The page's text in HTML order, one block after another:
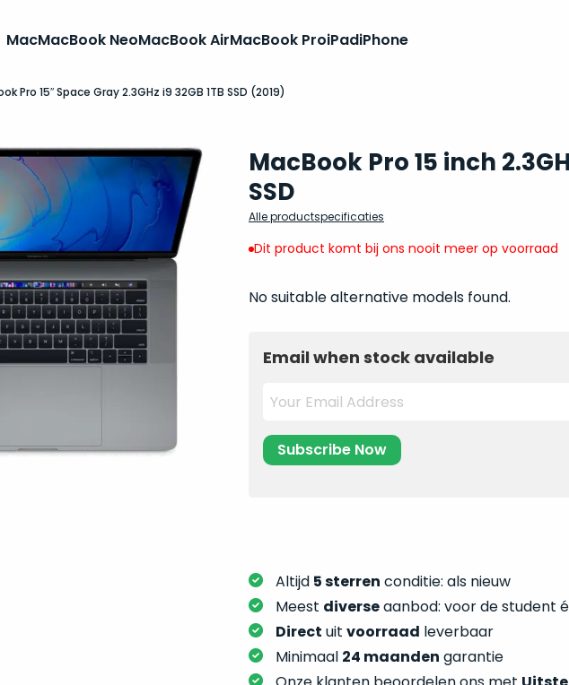
MacMacBook NeoMacBook AirMacBook ProiPadiPhone
Pro 15″ Space Gray 2.3GHz i9 32GB 1TB SSD (2019)
MacBook Pro 15 inch
SSD
Alle productspecificaties
Dit product komt bij ons nooit meer op voorraad
No suitable alternative models found.
Email when stock available
Altijd 5 sterren conditie: als nieuw
Meest diverseaanbod: voor de student
Direct uit voorraad leverbaar
Minimaal 24 maanden garantie